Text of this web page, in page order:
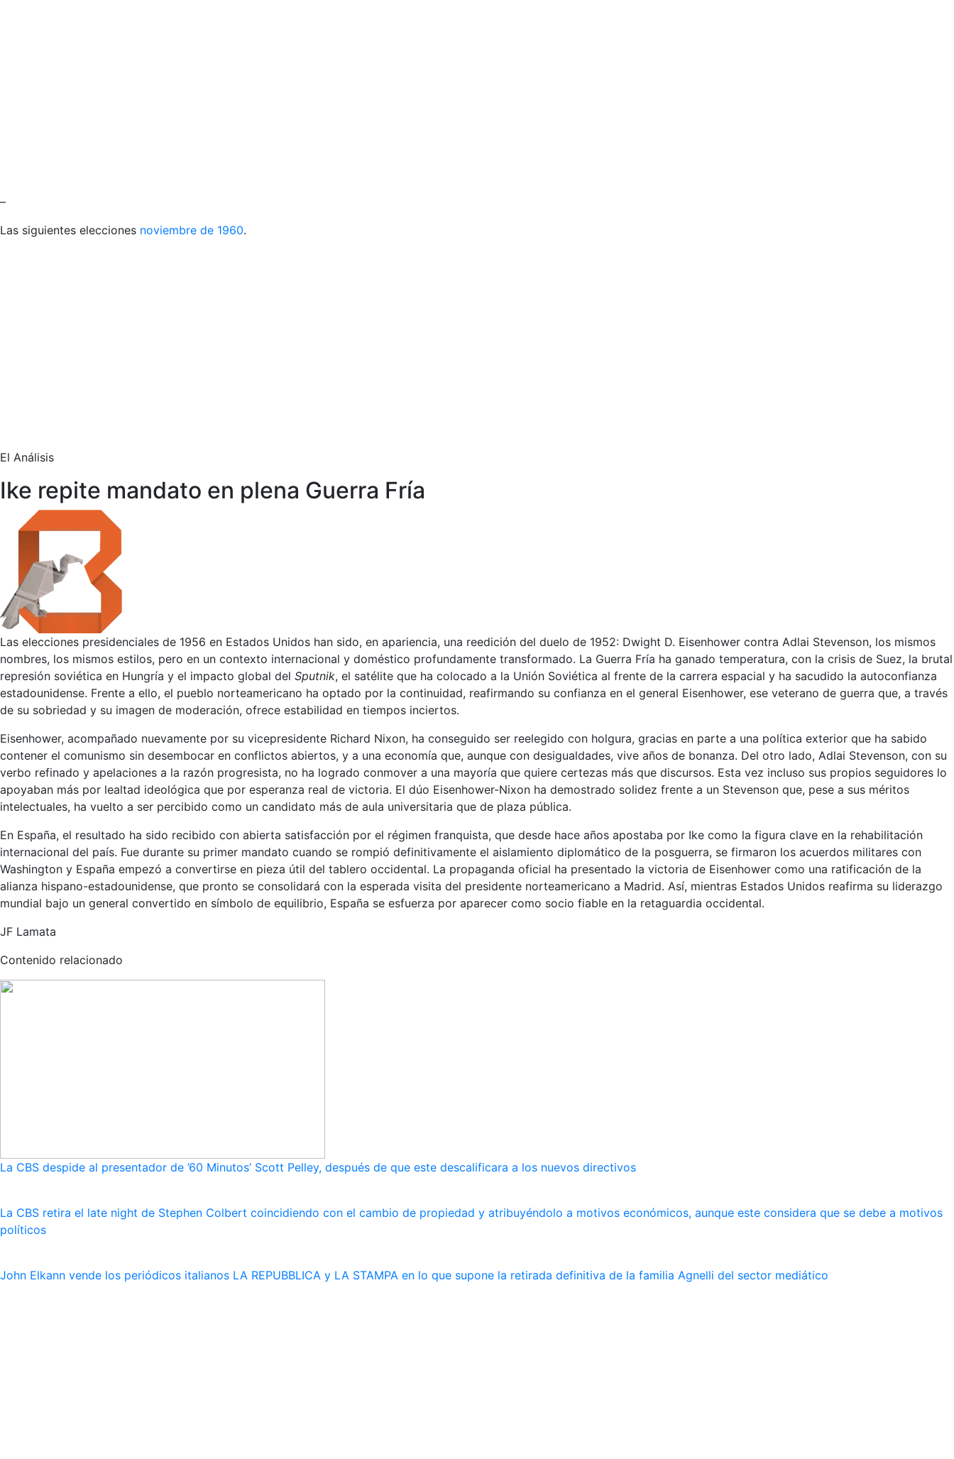
–
Las siguientes elecciones noviembre de 1960.
El Análisis
Ike repite mandato en plena Guerra Fría
Las elecciones presidenciales de 1956 en Estados Unidos han sido, en apariencia, una reedición del duelo de 1952: Dwight D. Eisenhower contra Adlai Stevenson, los mismos
nombres, los mismos estilos, pero en un contexto internacional y doméstico profundamente transformado. La Guerra Fría ha ganado temperatura, con la crisis de Suez, la brutal
represión soviética en Hungría y el impacto global del Sputnik, el satélite que ha colocado a la Unión Soviética al frente de la carrera espacial y ha sacudido la autoconfianza
estadounidense. Frente a ello, el pueblo norteamericano ha optado por la continuidad, reafirmando su confianza en el general Eisenhower, ese veterano de guerra que, a través
de su sobriedad y su imagen de moderación, ofrece estabilidad en tiempos inciertos.
Eisenhower, acompañado nuevamente por su vicepresidente Richard Nixon, ha conseguido ser reelegido con holgura, gracias en parte a una política exterior que ha sabido
contener el comunismo sin desembocar en conflictos abiertos, y a una economía que, aunque con desigualdades, vive años de bonanza. Del otro lado, Adlai Stevenson, con su
verbo refinado y apelaciones a la razón progresista, no ha logrado conmover a una mayoría que quiere certezas más que discursos. Esta vez incluso sus propios seguidores lo
apoyaban más por lealtad ideológica que por esperanza real de victoria. El dúo Eisenhower-Nixon ha demostrado solidez frente a un Stevenson que, pese a sus méritos
intelectuales, ha vuelto a ser percibido como un candidato más de aula universitaria que de plaza pública.
En España, el resultado ha sido recibido con abierta satisfacción por el régimen franquista, que desde hace años apostaba por Ike como la figura clave en la rehabilitación
internacional del país. Fue durante su primer mandato cuando se rompió definitivamente el aislamiento diplomático de la posguerra, se firmaron los acuerdos militares con
Washington y España empezó a convertirse en pieza útil del tablero occidental. La propaganda oficial ha presentado la victoria de Eisenhower como una ratificación de la
alianza hispano-estadounidense, que pronto se consolidará con la esperada visita del presidente norteamericano a Madrid. Así, mientras Estados Unidos reafirma su liderazgo
mundial bajo un general convertido en símbolo de equilibrio, España se esfuerza por aparecer como socio fiable en la retaguardia occidental.
JF Lamata
Contenido relacionado
La CBS despide al presentador de ’60 Minutos’ Scott Pelley, después de que este descalificara a los nuevos directivos
La CBS retira el late night de Stephen Colbert coincidiendo con el cambio de propiedad y atribuyéndolo a motivos económicos, aunque este considera que se debe a motivos
políticos
John Elkann vende los periódicos italianos LA REPUBBLICA y LA STAMPA en lo que supone la retirada definitiva de la familia Agnelli del sector mediático